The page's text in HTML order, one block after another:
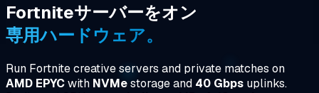
Fortniteサーバーをオン
専用ハードウェア。
Run Fortnite creative servers and private matches on
AMD EPYCwith NVMestorage and 40 Gbps uplinks.